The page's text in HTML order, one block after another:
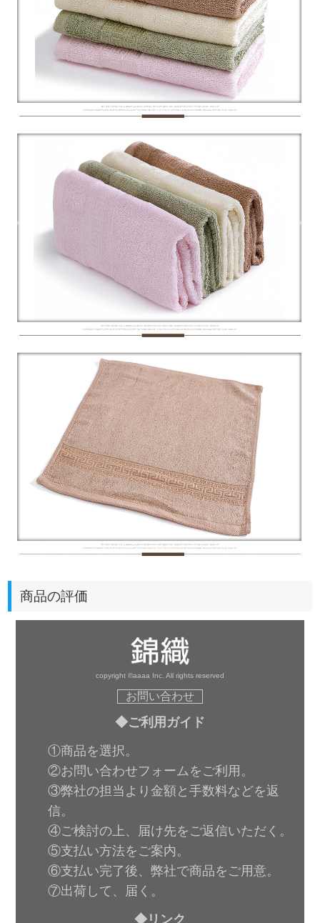
商品の評価
copyright ©aaaa Inc. All rights reserved
お問い合わせ
◆ご利用ガイド
①商品を選択。
②お問い合わせフォームをご利用。
③弊社の担当より金額と手数料などを返
信。
④ご検討の上、届け先をご返信いただく。
⑤支払い方法をご案内。
⑥支払い完了後、弊社で商品をご用意。
⑦出荷して、届く。
◆リンク